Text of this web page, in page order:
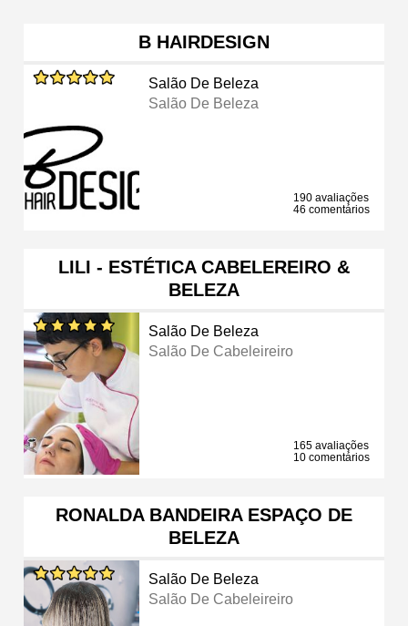
B HAIRDESIGN
Salão De Beleza
Salão De Beleza
190 avaliações
46 comentários
LILI - ESTÉTICA CABELEREIRO &
BELEZA
Salão De Beleza
Salão De Cabeleireiro
165 avaliações
10 comentários
RONALDA BANDEIRA ESPAÇO DE
BELEZA
Salão De Beleza
Salão De Cabeleireiro